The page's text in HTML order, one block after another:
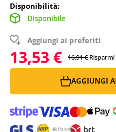
Disponibilità:
Disponibile
Aggiungi ai preferiti
13,53 € 16,91 € Risparmi
AGGIUNGI